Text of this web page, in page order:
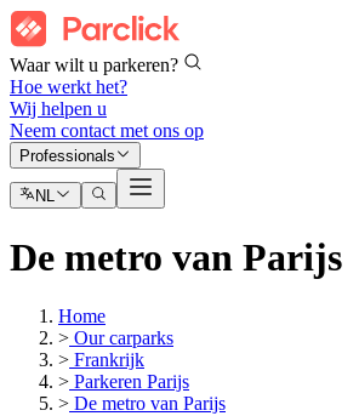
Waar wilt u parkeren?
Hoe werkt het?
Wij helpen u
Neem contact met ons op
Professionals
NL
De metro van Parijs
Home
> Our carparks
> Frankrijk
> Parkeren Parijs
> De metro van Parijs